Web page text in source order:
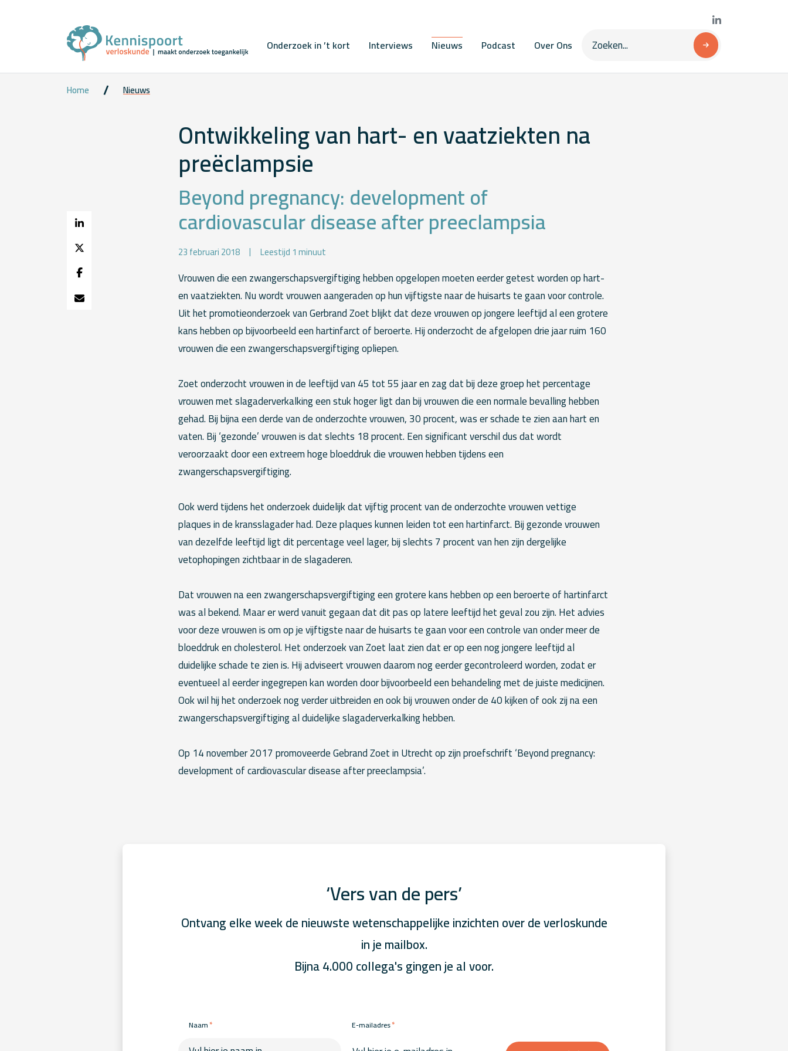
Onderzoek in ’t kort Interviews Nieuws Podcast Over Ons
Home Nieuws
Ontwikkeling van hart- en vaatziekten na
preëclampsie
Beyond pregnancy: development of
cardiovascular disease after preeclampsia
23 februari 2018 Leestijd 1 minuut
Vrouwen die een zwangerschapsvergiftiging hebben opgelopen moeten eerder getest worden op hart-
en vaatziekten. Nu wordt vrouwen aangeraden op hun vijftigste naar de huisarts te gaan voor controle.
Uit het promotieonderzoek van Gerbrand Zoet blijkt dat deze vrouwen op jongere leeftijd al een grotere
kans hebben op bijvoorbeeld een hartinfarct of beroerte. Hij onderzocht de afgelopen drie jaar ruim 160
vrouwen die een zwangerschapsvergiftiging opliepen.
Zoet onderzocht vrouwen in de leeftijd van 45 tot 55 jaar en zag dat bij deze groep het percentage
vrouwen met slagaderverkalking een stuk hoger ligt dan bij vrouwen die een normale bevalling hebben
gehad. Bij bijna een derde van de onderzochte vrouwen, 30 procent, was er schade te zien aan hart en
vaten. Bij ‘gezonde’ vrouwen is dat slechts 18 procent. Een significant verschil dus dat wordt
veroorzaakt door een extreem hoge bloeddruk die vrouwen hebben tijdens een
zwangerschapsvergiftiging.
Ook werd tijdens het onderzoek duidelijk dat vijftig procent van de onderzochte vrouwen vettige
plaques in de kransslagader had. Deze plaques kunnen leiden tot een hartinfarct. Bij gezonde vrouwen
van dezelfde leeftijd ligt dit percentage veel lager, bij slechts 7 procent van hen zijn dergelijke
vetophopingen zichtbaar in de slagaderen.
Dat vrouwen na een zwangerschapsvergiftiging een grotere kans hebben op een beroerte of hartinfarct
was al bekend. Maar er werd vanuit gegaan dat dit pas op latere leeftijd het geval zou zijn. Het advies
voor deze vrouwen is om op je vijftigste naar de huisarts te gaan voor een controle van onder meer de
bloeddruk en cholesterol. Het onderzoek van Zoet laat zien dat er op een nog jongere leeftijd al
duidelijke schade te zien is. Hij adviseert vrouwen daarom nog eerder gecontroleerd worden, zodat er
eventueel al eerder ingegrepen kan worden door bijvoorbeeld een behandeling met de juiste medicijnen.
Ook wil hij het onderzoek nog verder uitbreiden en ook bij vrouwen onder de 40 kijken of ook zij na een
zwangerschapsvergiftiging al duidelijke slagaderverkalking hebben.
Op 14 november 2017 promoveerde Gebrand Zoet in Utrecht op zijn proefschrift ‘Beyond pregnancy:
development of cardiovascular disease after preeclampsia’.
‘Vers van de pers’
Ontvang elke week de nieuwste wetenschappelijke inzichten over de verloskunde
in je mailbox.
Bijna 4.000 collega's gingen je al voor.
Naam* E-mailadres*